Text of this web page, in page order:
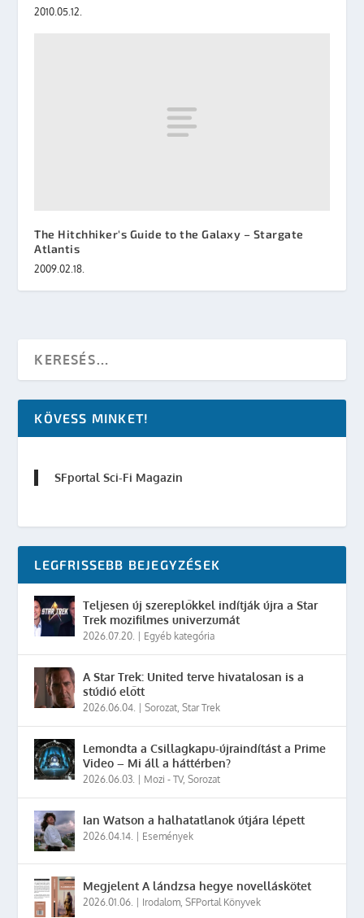
2010.05.12.
The Hitchhiker's Guide to the Galaxy – Stargate
Atlantis
2009.02.18.
KÖVESS MINKET!
SFportal Sci-Fi Magazin
LEGFRISSEBB BEJEGYZÉSEK
Teljesen új szereplőkkel indítják újra a Star
Trek mozifilmes univerzumát
2026.07.20. Egyéb kategória
A Star Trek: United terve hivatalosan is a
stúdió előtt
2026.06.04. |Sorozat,Star Trek
Lemondta a Csillagkapu-újraindítást a Prime
Video – Mi áll a háttérben?
2026.06.03. Mozi - TV,Sorozat
Ian Watson a halhatatlanok útjára lépett
2026.04.14. Események
Megjelent A lándzsa hegye novelláskötet
2026.01.06. Irodalom,SFPortal Könyvek